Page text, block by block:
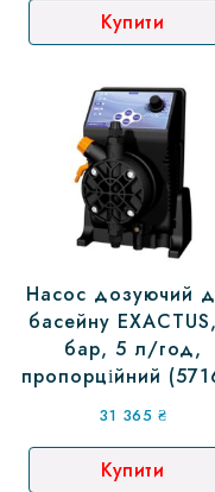
Купити
Насос дозуючий
басейну
бар, 5 л/год,
пропорційний
31 365 ₴
Купити